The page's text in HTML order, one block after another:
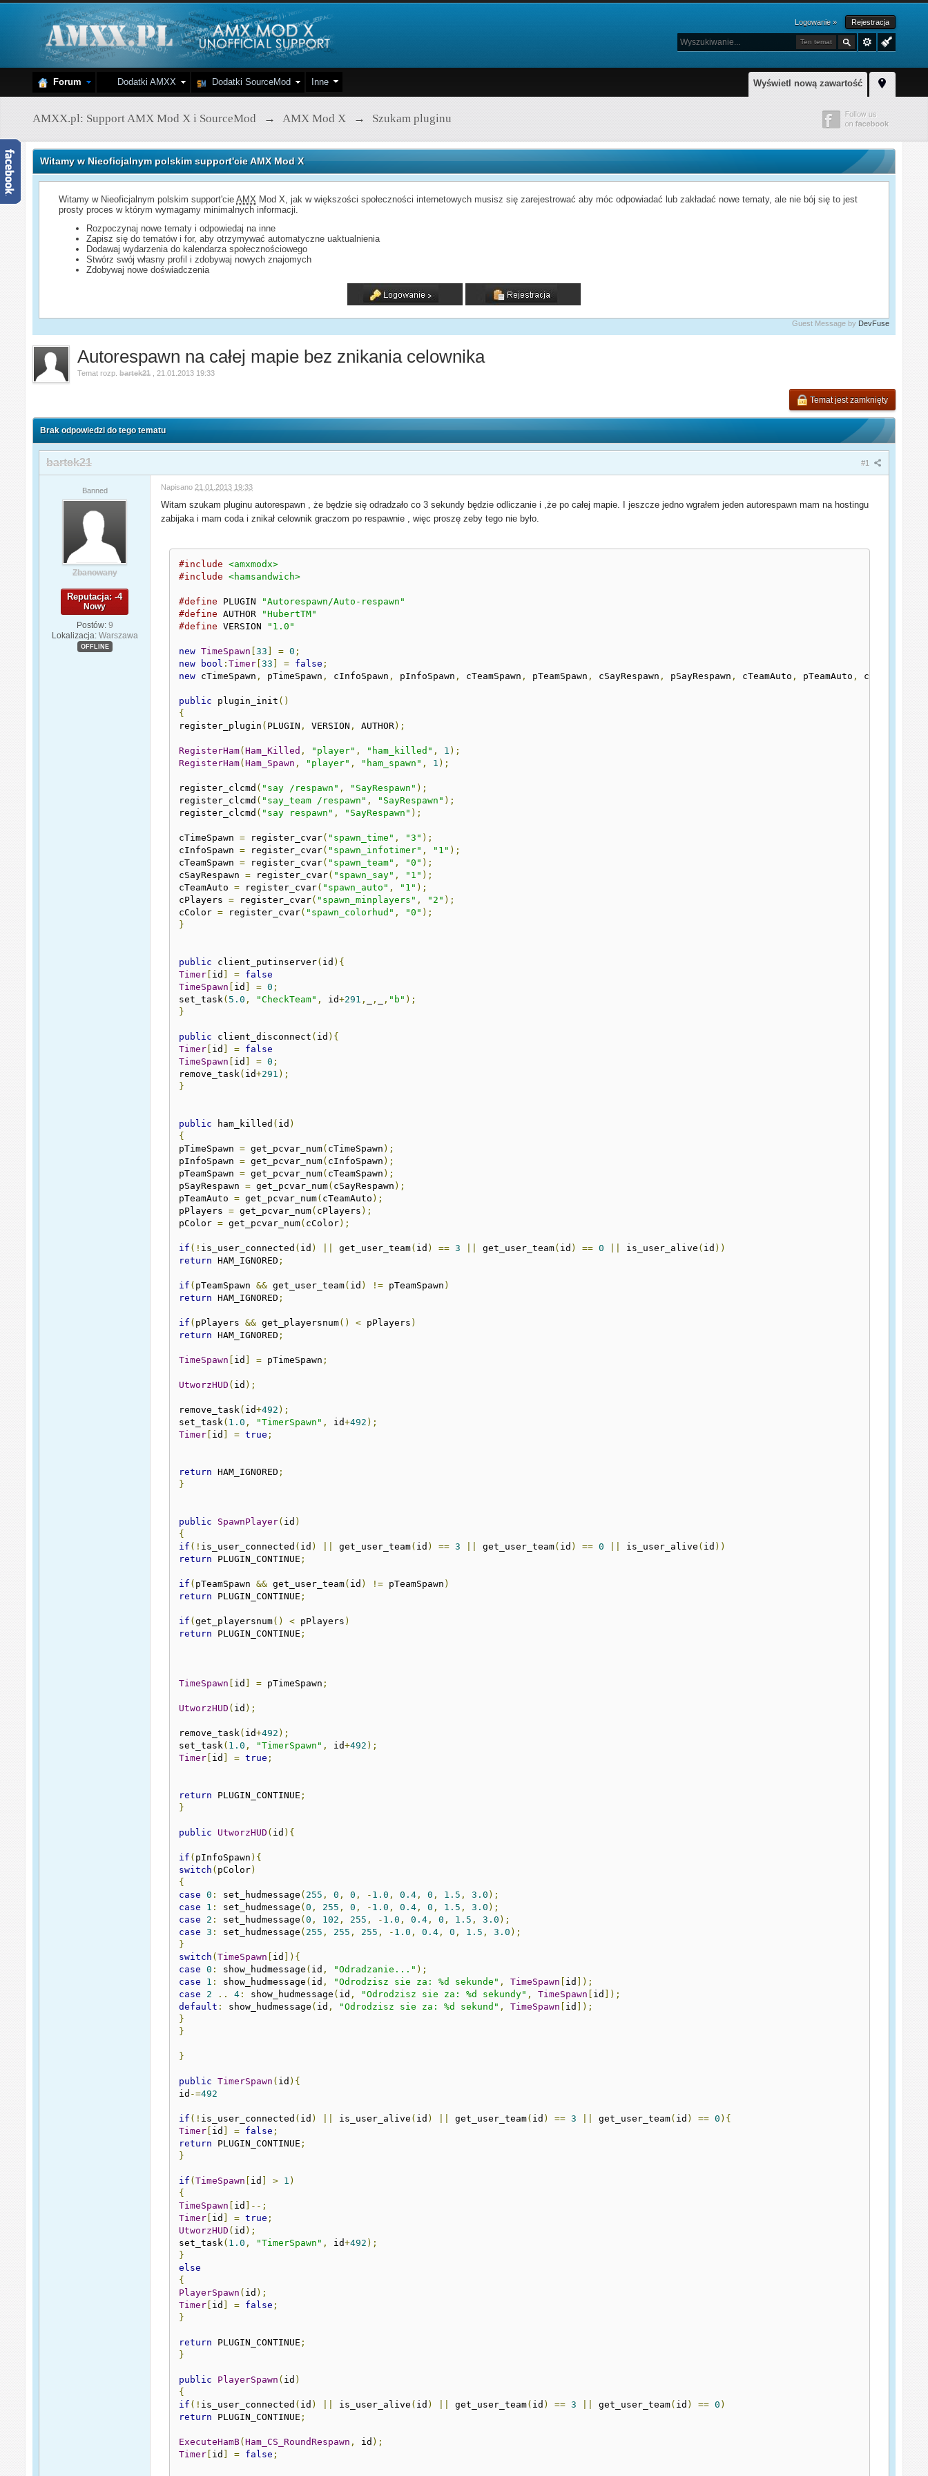
Logowanie » Rejestracja
Ten temat
Wyświetl nową zawartość
Forum Dodatki AMXX Dodatki SourceMod Inne
AMXX.pl: Support AMX Mod X i SourceMod → AMX Mod X → Szukam pluginu
Witamy w Nieoficjalnym polskim support'cie AMX Mod X
Witamy w Nieoficjalnym polskim support'cieAMX Mod X, jak w większości społeczności internetowych musisz się zarejestrować aby móc odpowiadać lub zakładać nowe tematy, ale nie bój się to jest
prosty proces w którym wymagamy minimalnych informacji.
Rozpoczynaj nowe tematy i odpowiedaj na inne
Zapisz się do tematów i for, aby otrzymywać automatyczne uaktualnienia
Dodawaj wydarzenia do kalendarza społecznościowego
Stwórz swój własny profil i zdobywaj nowych znajomych
Zdobywaj nowe doświadczenia
Guest Message by DevFuse
Autorespawn na całej mapie bez znikania celownika
Temat rozp.bartek21 21.01.2013 19:33
Temat jest zamknięty
Brak odpowiedzi do tego tematu
#1
bartek21
Banned
Zbanowany
Reputacja: -4
Nowy
Postów: 9
Lokalizacja: Warszawa
OFFLINE
Napisano 21.01.2013 19:33
Witam szukam pluginu autorespawn , że będzie się odradzało co 3 sekundy będzie odliczanie i ,że po całej mapie. I jeszcze jedno wgrałem jeden autorespawn mam na hostingu
zabijaka i mam coda i znikał celownik graczom po respawnie , więc proszę zeby tego nie było.
#include
<amxmodx>
#include
<hamsandwich>
#define PLUGIN
"Autorespawn/Auto-respawn"
#define AUTHOR
"HubertTM"
#define VERSION "1.0"
new TimeSpawn [33 ] = 0 ;
new
bool :Timer [33 ] = false ;
new cTimeSpawn , pTimeSpawn , cInfoSpawn , pInfoSpawn , cTeamSpawn , pTeamSpawn , cSayRespawn , pSayRespawn , cTeamAuto , pTeamAuto , cPlayers
public plugin_init ()
{
register_plugin ( PLUGIN , VERSION , AUTHOR);
RegisterHam(Ham_Killed , "player" , "ham_killed" , 1 );
RegisterHam(Ham_Spawn , "player" , "ham_spawn" , 1 );
register_clcmd ( "say /respawn" , "SayRespawn" );
register_clcmd ( "say_team /respawn" , "SayRespawn" );
register_clcmd ( "say respawn" , "SayRespawn" );
cTimeSpawn = register_cvar( "spawn_time" , "3" );
cInfoSpawn = register_cvar( "spawn_infotimer" , "1" );
cTeamSpawn = register_cvar( "spawn_team" , "0" );
cSayRespawn = register_cvar( "spawn_say" , "1" );
cTeamAuto = register_cvar( "spawn_auto" , "1" );
cPlayers = register_cvar( "spawn_minplayers" , "2" );
cColor = register_cvar( "spawn_colorhud" , "0" );
}
public client_putinserver( id ){
Timer [ id ] = false
TimeSpawn [ id ] = 0 ;
set_task ( 5.0 , "CheckTeam" , id+291 , , , "b" );
}
public client_disconnect ( id ){
Timer [ id ] = false
TimeSpawn [ id ] = 0 ;
remove_task ( id+291 );
}
public ham_killed ( id )
{
pTimeSpawn = get_pcvar_num( cTimeSpawn );
pInfoSpawn = get_pcvar_num( cInfoSpawn );
pTeamSpawn = get_pcvar_num( cTeamSpawn );
pSayRespawn = get_pcvar_num( cSayRespawn );
pTeamAuto = get_pcvar_num( cTeamAuto );
pPlayers = get_pcvar_num( cPlayers );
pColor = get_pcvar_num( cColor);
if (! is_user_connected ( id ) get_user_team( id ) == 3 get_user_team( id ) == 0 is_user_alive ( id ))
return HAM_IGNORED ;
if ( pTeamSpawn && get_user_team( id ) != pTeamSpawn )
return HAM_IGNORED ;
if ( pPlayers && get_playersnum() < pPlayers )
return HAM_IGNORED ;
TimeSpawn [ id ] = pTimeSpawn ;
UtworzHUD ( id );
remove_task ( id+492 );
set_task ( 1.0 , "TimerSpawn" , id+492 );
Timer [ id ] = true ;
return HAM_IGNORED ;
}
public SpawnPlayer( id )
{
if (! is_user_connected ( id ) get_user_team( id ) == 3 get_user_team( id ) == 0 is_user_alive ( id ))
return PLUGIN_CONTINUE ;
if ( pTeamSpawn && get_user_team( id ) != pTeamSpawn )
return PLUGIN_CONTINUE ;
if (get_playersnum() < pPlayers )
return PLUGIN_CONTINUE ;
TimeSpawn [ id ] = pTimeSpawn ;
UtworzHUD ( id );
remove_task ( id+492 );
set_task ( 1.0 , "TimerSpawn" , id+492 );
Timer [ id ] = true ;
return PLUGIN_CONTINUE ;
}
public UtworzHUD ( id ){
if ( pInfoSpawn ){
switch ( pColor)
{
case
0 : set_hudmessage ( 255 , 0 , 0 , - 1.0 , 0.4 , 0 , 1.5 , 3.0 );
case
1 : set_hudmessage (0 , 255 , 0 , - 1.0 , 0.4 , 0 , 1.5 , 3.0 );
case
2 : set_hudmessage (0 , 102 , 255 , - 1.0 , 0.4 , 0 , 1.5 , 3.0 );
case
3 : set_hudmessage ( 255 , 255 , 255 , - 1.0 , 0.4 , 0 , 1.5 , 3.0 );
}
switch (TimeSpawn [ id ]){
case
0 : show_hudmessage ( id , "Odradzanie..." );
case
1 : show_hudmessage ( id , "Odrodzisz sie za: %d sekunde" , TimeSpawn [ id ]);
case
2 .. 4 : show_hudmessage ( id , "Odrodzisz sie za: %d sekundy" , TimeSpawn [ id ]);
default : show_hudmessage ( id , "Odrodzisz sie za: %d sekund" , TimeSpawn [ id ]);
}
}
}
public TimerSpawn ( id ){
id -=492
if (! is_user_connected ( id ) is_user_alive ( id ) get_user_team( id ) == 3 get_user_team( id ) == 0 ){
Timer [ id ] = false ;
return PLUGIN_CONTINUE ;
}
if (TimeSpawn [ id ] > 1 )
{
TimeSpawn [ id ]--;
Timer [ id ] = true ;
UtworzHUD ( id );
set_task ( 1.0 , "TimerSpawn" , id+492 );
}
else
{
PlayerSpawn ( id );
Timer [ id ] = false ;
}
return PLUGIN_CONTINUE ;
}
public PlayerSpawn ( id )
{
if (! is_user_connected ( id ) is_user_alive ( id ) get_user_team( id ) == 3 get_user_team( id ) == 0 )
return PLUGIN_CONTINUE ;
ExecuteHamB(Ham_CS_RoundRespawn , id );
Timer [ id ] = false ;